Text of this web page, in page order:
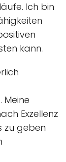
Ich bin
kann.
Exzellenz
zu geben